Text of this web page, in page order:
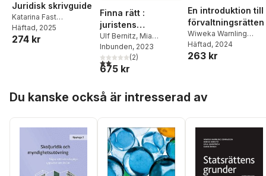
Juridisk skrivguide
Katarina Fast
Lappalainen,
Nordklint
Häftad, 2025
274 kr
Finna rätt :
juristens
källmaterial och
arbetsmetoder
Ulf Bernitz, Mia
Carlsson, Lars Heuman
Madeleine
Leijonhufvud
Warnling Conradson,
Hedvig Bernitz
Inbunden, 2023
2,0utav 5 stjärnor. Totalt antal röster:
(2)
675 kr
En introduktion till
förvaltningsrätten
Wiweka Warnling
Conradson
Häftad, 2024
263 kr
Du kanske också är intresserad av